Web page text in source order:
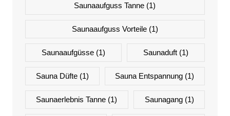
Saunaaufguss Tanne (1)
Saunaaufguss Vorteile(1)
Saunaaufgüsse(1) Saunaduft (1)
Sauna Düfte(1) Sauna Entspannung (1)
Saunaerlebnis Tanne (1) Saunagang(1)